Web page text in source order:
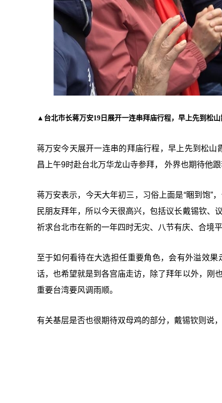
▲ 台北市长蒋万安19日展开一连串拜庙行程，早上先到松
蒋万安今天展开一连串的拜庙行程，早上先到松
昌上午9时赴台北万华龙山寺参拜， 外界也期待他
蒋万安表示，今天大年初三，习俗上面是“睏到饱”
民朋友拜年，所以今天很高兴，包括议长戴锡钦、
祈求台北市在新的一年四时无灾、八节有庆、合境平
至于如何看待在大选担任重要角色，会有外溢效
话，也希望就是到各宫庙走访，除了拜年以外，刚
重要台湾要风调雨顺。
有关基层是否也很期待双母鸡的部分，戴锡钦则说